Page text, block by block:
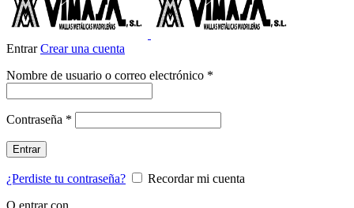
EntrarCrear una cuenta
Nombre de usuario o correo electrónico *
Contraseña *
Entrar
¿Perdiste tu contraseña?
Recordar mi cuenta
O entrar con